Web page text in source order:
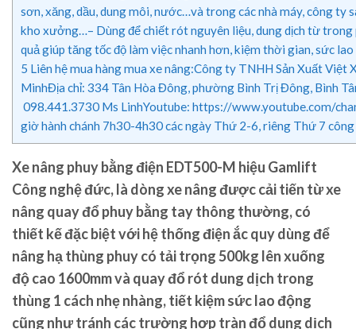
sơn, xăng, dầu, dung môi, nước…và trong các nhà máy, công ty
kho xưởng…– Dùng để chiết rót nguyên liệu, dung dịch từ trong
quả giúp tăng tốc độ làm việc nhanh hơn, kiệm thời gian, sức
5 Liên hệ mua hàng mua xe nâng:Công ty TNHH Sản Xuất
MinhĐịa chỉ: 334 Tân Hòa Đông, phường Bình Trị Đông, Bình
098.441.3730 Ms LinhYoutube: https://www.youtube.com/
giờ hành chánh 7h30-4h30 các ngày Thứ 2-6, riêng Thứ 7
Xe nâng phuy bằng điện EDT500-M hiệu Gamlift
Công nghệ đức, là dòng xe nâng được cải tiến từ xe
nâng quay đổ phuy bằng tay thông thường, có
thiết kế đặc biệt với hệ thống điện ắc quy dùng để
nâng hạ thùng phuy có tải trọng 500kg lên xuống
độ cao 1600mm và quay đổ rót dung dịch trong
thùng 1 cách nhẹ nhàng, tiết kiệm sức lao động
cũng như tránh các trường hợp tràn đổ dung dịch